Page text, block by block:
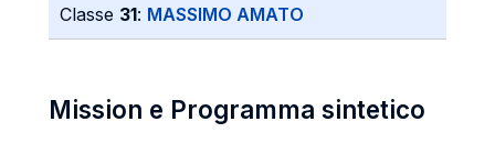
Classe 31: MASSIMO AMATO
Mission e Programma sintetico